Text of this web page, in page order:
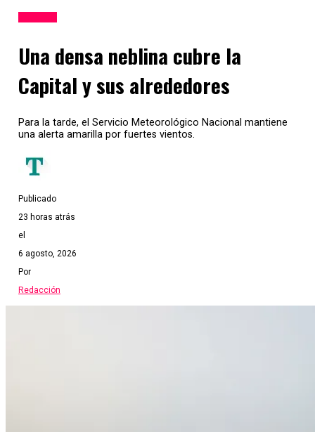
Una densa neblina cubre la
Capital y sus alrededores
Para la tarde, el Servicio Meteorológico Nacional mantiene
una alerta amarilla por fuertes vientos.
Publicado
23 horas atrás
el
6 agosto, 2026
Por
Redacción